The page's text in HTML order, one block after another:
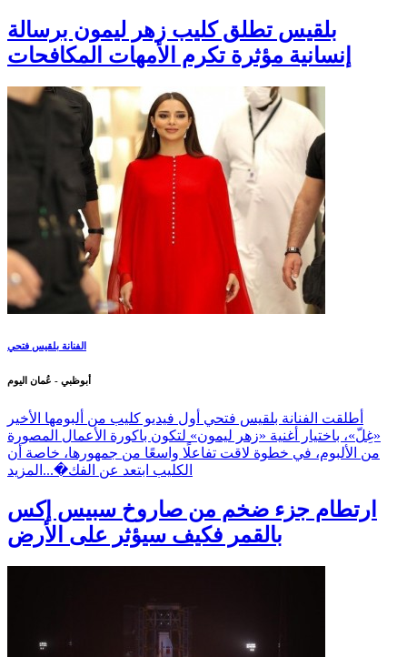
بلقيس تطلق كليب زهر ليمون برسالة
إنسانية مؤثرة تكرم الأمهات المكافحات
الفنانة بلقيس فتحي
أبوظبي - عُمان اليوم
أطلقت الفنانة بلقيس فتحي أول فيديو كليب من ألبومها الأخير
«غِلّ»، باختيار أغنية «زهر ليمون» لتكون باكورة الأعمال المصورة
من الألبوم، في خطوة لاقت تفاعلًا واسعًا من جمهورها، خاصة أن
الكليب ابتعد عن الفك�... المزيد
ارتطام جزء ضخم من صاروخ سبيس إكس
بالقمر فكيف سيؤثر على الأرض